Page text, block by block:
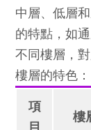
中層、低層
的特點，如
不同樓層，
樓層的特色：
項
目
樓